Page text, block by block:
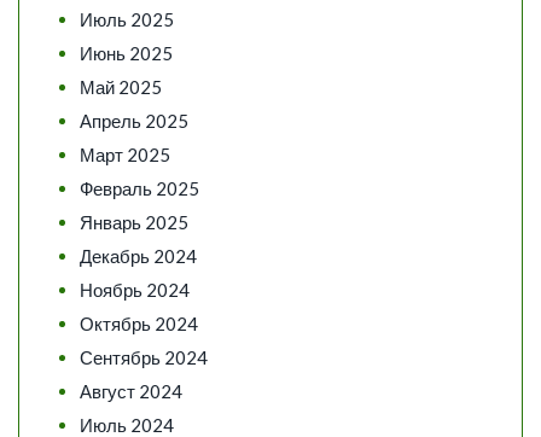
Июль 2025
Июнь 2025
Май 2025
Апрель 2025
Март 2025
Февраль 2025
Январь 2025
Декабрь 2024
Ноябрь 2024
Октябрь 2024
Сентябрь 2024
Август 2024
Июль 2024